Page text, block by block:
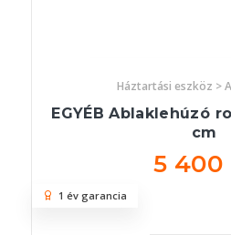
Háztartási eszköz >
EGYÉB Ablaklehúzó
cm
5 400
1 év garancia